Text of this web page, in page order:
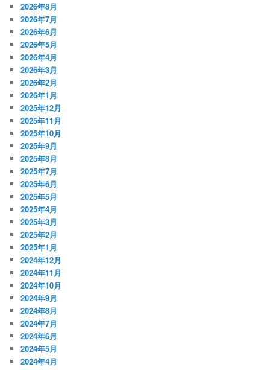
2026年8月
2026年7月
2026年6月
2026年5月
2026年4月
2026年3月
2026年2月
2026年1月
2025年12月
2025年11月
2025年10月
2025年9月
2025年8月
2025年7月
2025年6月
2025年5月
2025年4月
2025年3月
2025年2月
2025年1月
2024年12月
2024年11月
2024年10月
2024年9月
2024年8月
2024年7月
2024年6月
2024年5月
2024年4月